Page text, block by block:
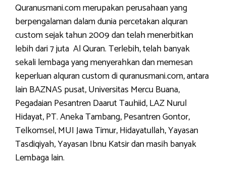
Quranusmani.com merupakan perusahaan yang
berpengalaman dalam dunia percetakan alquran
custom sejak tahun 2009 dan telah menerbitkan
lebih dari 7 juta Al Quran. Terlebih, telah banyak
sekali lembaga yang menyerahkan dan memesan
keperluan alquran custom di quranusmani.com, antara
lain BAZNAS pusat, Universitas Mercu Buana,
Pegadaian Pesantren Daarut Tauhiid, LAZ Nurul
Hidayat, PT. Aneka Tambang, Pesantren Gontor,
Telkomsel, MUI Jawa Timur, Hidayatullah, Yayasan
Tasdiqiyah, Yayasan Ibnu Katsir dan masih banyak
Lembaga lain.